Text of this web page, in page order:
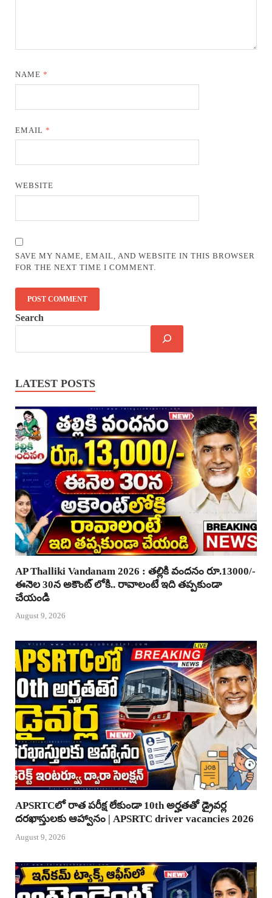
NAME*
EMAIL*
WEBSITE
SAVE MY NAME, EMAIL, AND WEBSITE IN THIS BROWSER
FOR THE NEXT TIME I COMMENT.
Search
LATEST POSTS
AP Thalliki Vandanam 2026 : తల్లికి వందనం రూ.13000/-
ఈనెల 30న అకౌంట్ లోకి.. రావాలంటే ఇది తప్పకుండా
చేయండి
August 9, 2026
APSRTCలో రాత పరీక్ష లేకుండా 10th అర్హతతో డ్రైవర్ల
దరఖాస్తులకు ఆహ్వానం | APSRTC driver vacancies 2026
August 9, 2026